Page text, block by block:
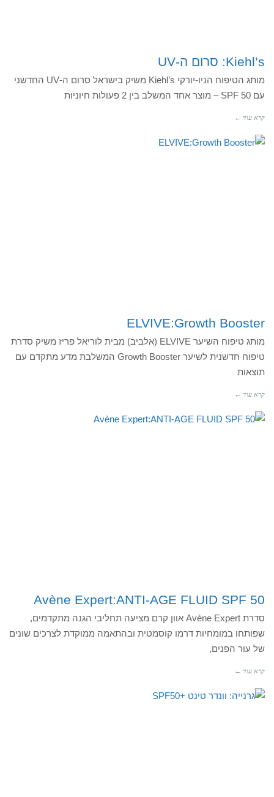
Kiehl’s: סרום ה-UV
מותג הטיפוח הניו-יורקי Kiehl’s משיק בישראל סרום ה-UV החדשני
עם SPF 50 – מוצר אחד המשלב בין 2 פעולות חיוניות
קרא עוד ←
ELVIVE:Growth Booster
מותג טיפוח השיער ELVIVE (אלביב) מבית לוריאל פריז משיק סדרת
טיפוח חדשנית לשיער Growth Booster המשלבת מדע מתקדם עם
תוצאות
קרא עוד ←
Avène Expert:ANTI-AGE FLUID SPF 50
סדרת Avène Expert אוון קרם מציעה תחליבי הגנה מתקדמים,
שפותחו במומחיות דרמו קוסמטית ובהתאמה ממוקדת לצרכים שונים
של עור הפנים,
קרא עוד ←